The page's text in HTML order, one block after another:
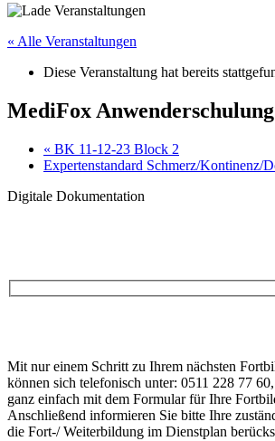
« Alle Veranstaltungen
Diese Veranstaltung hat bereits
MediFox Anwenderschulung
« BK 11-12-23 Block 2
Expertenstandard Schmerz/Kontinenz/
Digitale Dokumentation
Feld
leer.
lasse
dieses
Feld
leer.
Mit nur einem Schritt zu Ihrem nächsten
können sich telefonisch unter: 0511 228 77
ganz einfach mit dem Formular für Ihre
Anschließend informieren Sie bitte Ihre
die Fort-/ Weiterbildung im Dienstplan